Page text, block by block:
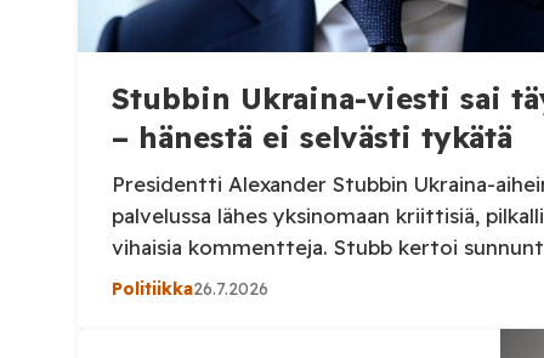
Stubbin Ukraina-viesti sai
– hänestä ei selvästi tykätä
Presidentti Alexander Stubbin Ukraina-
palvelussa lähes yksinomaan kriittisiä,
vihaisia kommentteja. Stubb kertoi
puhelimessa Ukrainan presidentin
askelista. ”Ukrainan asema on vahvempi
Politiikka26.7.2026